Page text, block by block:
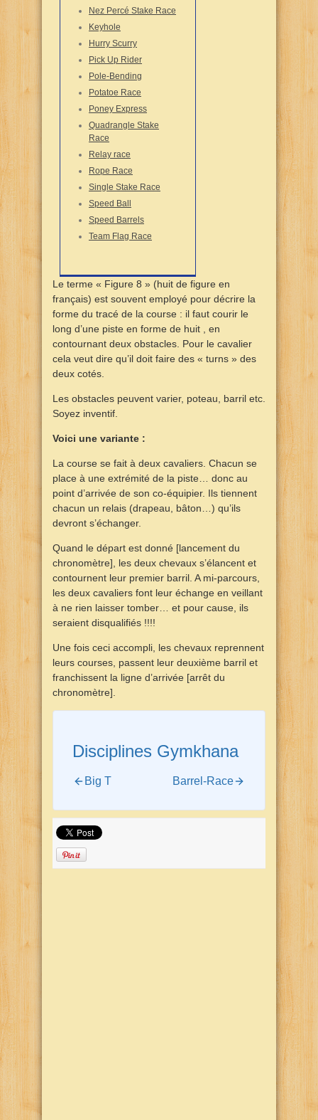
Nez Percé Stake Race
Keyhole
Hurry Scurry
Pick Up Rider
Pole-Bending
Potatoe Race
Poney Express
Quadrangle Stake
Race
Relay race
Rope Race
Single Stake Race
Speed Ball
Speed Barrels
Team Flag Race
Le terme « Figure 8 » (huit de figure en
français) est souvent employé pour décrire la
forme du tracé de la course : il faut courir le
long d’une piste en forme de huit , en
contournant deux obstacles. Pour le cavalier
cela veut dire qu’il doit faire des « turns » des
deux cotés.
Les obstacles peuvent varier, poteau, barril etc.
Soyez inventif.
Voici une variante :
La course se fait à deux cavaliers. Chacun se
place à une extrémité de la piste… donc au
point d’arrivée de son co-équipier. Ils tiennent
chacun un relais (drapeau, bâton…) qu’ils
devront s’échanger.
Quand le départ est donné [lancement du
chronomètre], les deux chevaux s’élancent et
contournent leur premier barril. A mi-parcours,
les deux cavaliers font leur échange en veillant
à ne rien laisser tomber… et pour cause, ils
seraient disqualifiés !!!!
Une fois ceci accompli, les chevaux reprennent
leurs courses, passent leur deuxième barril et
franchissent la ligne d’arrivée [arrêt du
chronomètre].
Disciplines Gymkhana
Big T Barrel-Race